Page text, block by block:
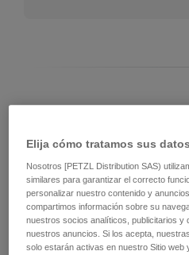
Modelo actual de ASAP LOCK:
Elija cómo tratamos sus datos
Nosotros [PETZL Distribution SAS)
similares para garantizar el correcto
personalizar nuestro contenido y
compartimos información sobre su
nuestros socios analíticos, publicitarios y
nuestros anuncios. Si los acepta,
solo estarán activas en nuestro Sitio web